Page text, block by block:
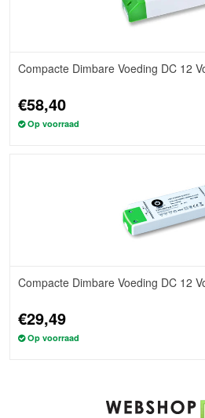
Compacte Dimbare Voeding DC 12
€58,40
Op voorraad
Compacte Dimbare Voeding DC 12
€29,49
Op voorraad